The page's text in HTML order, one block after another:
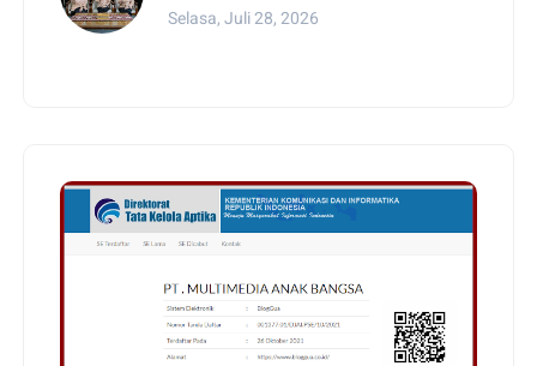
Selasa, Juli 28, 2026